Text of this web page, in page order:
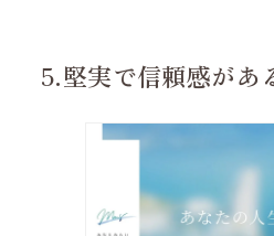
5.堅実で信頼感があ